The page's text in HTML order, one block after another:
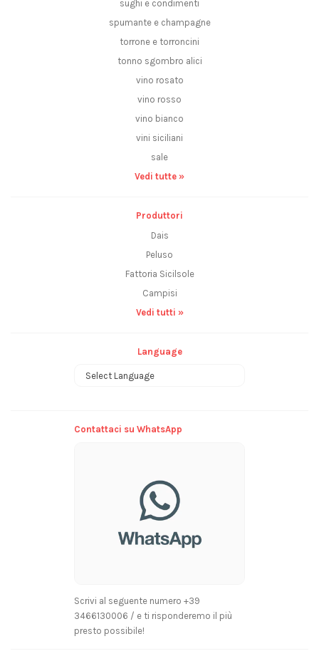
sughi e condimenti
spumante e champagne
torrone e torroncini
tonno sgombro alici
vino rosato
vino rosso
vino bianco
vini siciliani
sale
Vedi tutte »
Produttori
Dais
Peluso
Fattoria Sicilsole
Campisi
Vedi tutti »
Language
Contattaci su WhatsApp
Scrivi al seguente numero +39
3466130006 / e ti risponderemo il più
presto possibile!